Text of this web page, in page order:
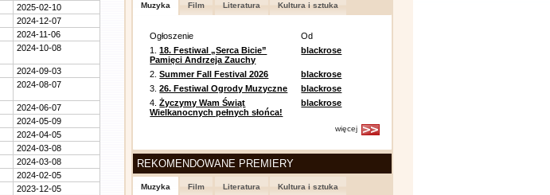
2025-02-10
2024-12-07
2024-11-06
2024-10-08
2024-09-03
2024-08-07
2024-06-07
2024-05-09
2024-04-05
2024-03-08
2024-03-08
2024-02-05
2023-12-05
Muzyka Film Literatura Kultura i sztuka
Ogłoszenie
Od
1.18. Festiwal „Serca Bicie”
Pamięci Andrzeja Zauchy
blackrose
2.Summer Fall Festival 2026
blackrose
3.26. Festiwal Ogrody Muzyczne
blackrose
4.Życzymy Wam Świąt
Wielkanocnych pełnych słońca!
blackrose
więcej
REKOMENDOWANE PREMIERY
Muzyka Film Literatura Kultura i sztuka